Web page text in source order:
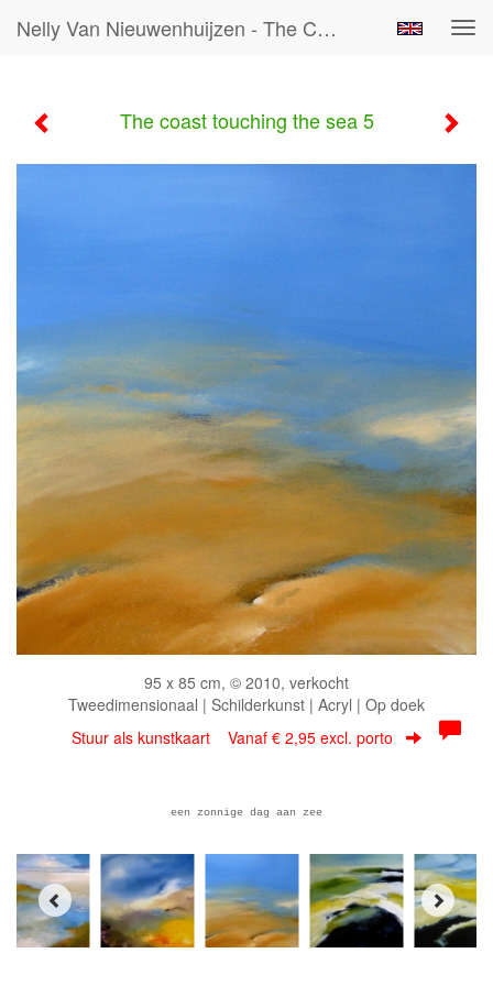
Nelly Van Nieuwenhuijzen - The Coast Touching The Sea 5
The coast touching the sea 5
95 x 85 cm, © 2010, verkocht
Tweedimensionaal | Schilderkunst | Acryl | Op doek
Stuur als kunstkaart Vanaf € 2,95 excl. porto
een zonnige dag aan zee